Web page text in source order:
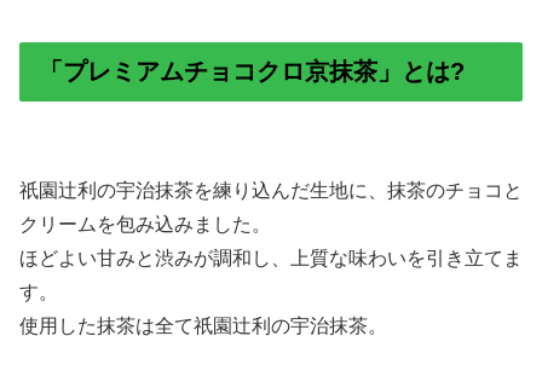
「プレミアムチョコクロ京抹茶」とは?
祇園辻利の宇治抹茶を練り込んだ生地に、抹茶のチョコと
クリームを包み込みました。
ほどよい甘みと渋みが調和し、上質な味わいを引き立てま
す。
使用した抹茶は全て祇園辻利の宇治抹茶。